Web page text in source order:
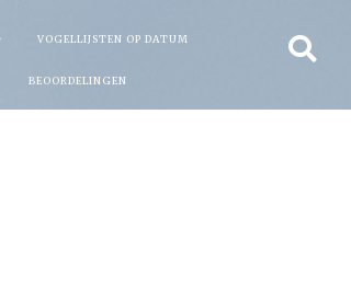
VOGELLIJSTEN OP DATUM
BEOORDELINGEN